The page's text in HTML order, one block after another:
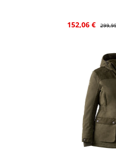
Verkaufspreis:
152,06 €